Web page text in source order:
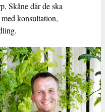
Skåne där de ska
konsultation,